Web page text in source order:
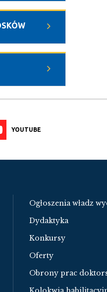
YOUTUBE
Ogłoszenia władz
Dydaktyka
Konkursy
Oferty
Obrony prac